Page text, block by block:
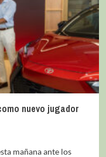
nuevo jugador
mañana ante los